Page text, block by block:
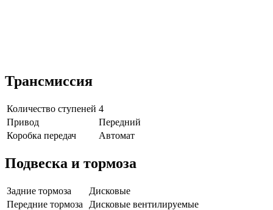
Трансмиссия
Количество ступеней 4
Привод
Передний
Коробка передач
Автомат
Подвеска и тормоза
Задние тормоза
Дисковые
Передние тормоза
Дисковые вентилируемые